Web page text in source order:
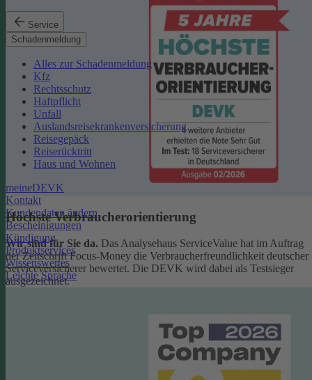
Service
Schadenmeldung
Alles zur Schadenmeldung
Kfz
Rechtsschutz
Haftpflicht
Unfall
Auslandsreisekrankenversicherung
Reisegepäck
Reiserücktritt
Haus und Wohnen
meineDEVK
Kontakt
Kundendaten ändern
Bescheinigungen
Kündigung
Produktservices
Wissenswertes
Leichte Sprache
Höchste Verbraucherorientierung
Wir sind für Sie da. Das Analysehaus ServiceValue hat im Auftrag
der Zeitschrift Focus-Money die Verbraucherfreundlichkeit deutscher
Serviceversicherer bewertet. Die DEVK wird dabei als Testsieger
ausgezeichnet.